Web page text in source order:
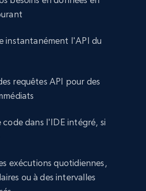
instantanément l'API du
requêtes API pour des
code dans l'IDE intégré, si
exécutions quotidiennes,
ou à des intervalles